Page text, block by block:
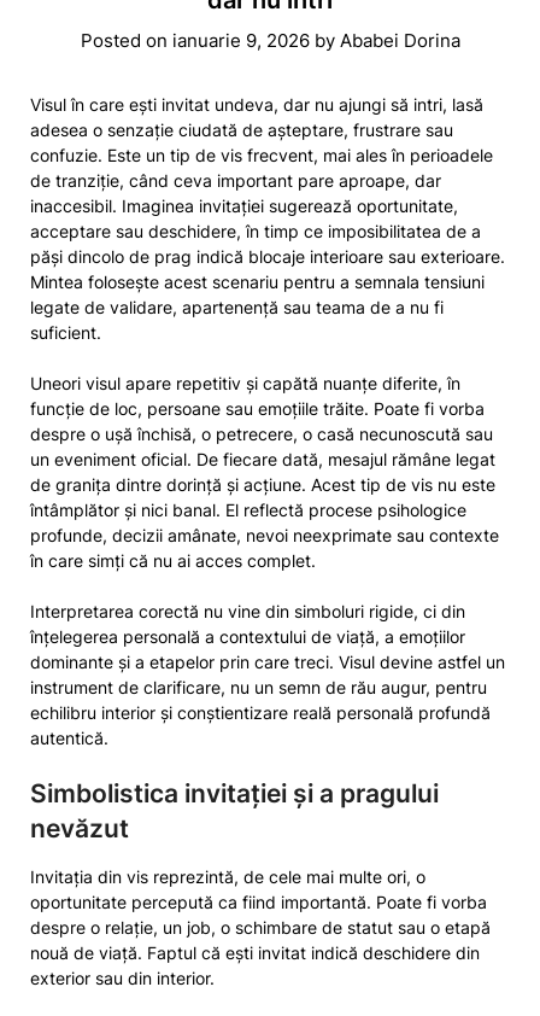
Posted on ianuarie 9, 2026by Ababei Dorina
Visul în care ești invitat undeva, dar nu ajungi să intri, lasă
adesea o senzație ciudată de așteptare, frustrare sau
confuzie. Este un tip de vis frecvent, mai ales în perioadele
de tranziție, când ceva important pare aproape, dar
inaccesibil. Imaginea invitației sugerează oportunitate,
acceptare sau deschidere, în timp ce imposibilitatea de a
păși dincolo de prag indică blocaje interioare sau exterioare.
Mintea folosește acest scenariu pentru a semnala tensiuni
legate de validare, apartenență sau teama de a nu fi
suficient.
Uneori visul apare repetitiv și capătă nuanțe diferite, în
funcție de loc, persoane sau emoțiile trăite. Poate fi vorba
despre o ușă închisă, o petrecere, o casă necunoscută sau
un eveniment oficial. De fiecare dată, mesajul rămâne legat
de granița dintre dorință și acțiune. Acest tip de vis nu este
întâmplător și nici banal. El reflectă procese psihologice
profunde, decizii amânate, nevoi neexprimate sau contexte
în care simți că nu ai acces complet.
Interpretarea corectă nu vine din simboluri rigide, ci din
înțelegerea personală a contextului de viață, a emoțiilor
dominante și a etapelor prin care treci. Visul devine astfel un
instrument de clarificare, nu un semn de rău augur, pentru
echilibru interior și conștientizare reală personală profundă
autentică.
Simbolistica invitației și a pragului
nevăzut
Invitația din vis reprezintă, de cele mai multe ori, o
oportunitate percepută ca fiind importantă. Poate fi vorba
despre o relație, un job, o schimbare de statut sau o etapă
nouă de viață. Faptul că ești invitat indică deschidere din
exterior sau din interior.